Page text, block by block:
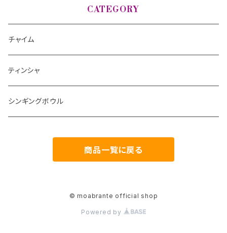
CATEGORY
チャイム
ティンシャ
シンギングボウル
商品一覧に戻る
© moabrante official shop
Powered by